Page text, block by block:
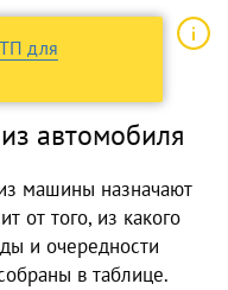
для
автомобиля
машины назначают
от того, из какого
и очередности
в таблице.